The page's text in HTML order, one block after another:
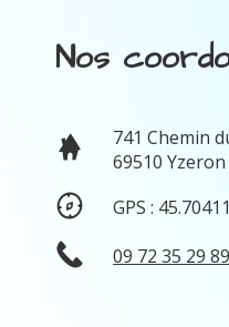
Nos
741 Chemin
69510 Yzeron
GPS :
09 72 35 29 89